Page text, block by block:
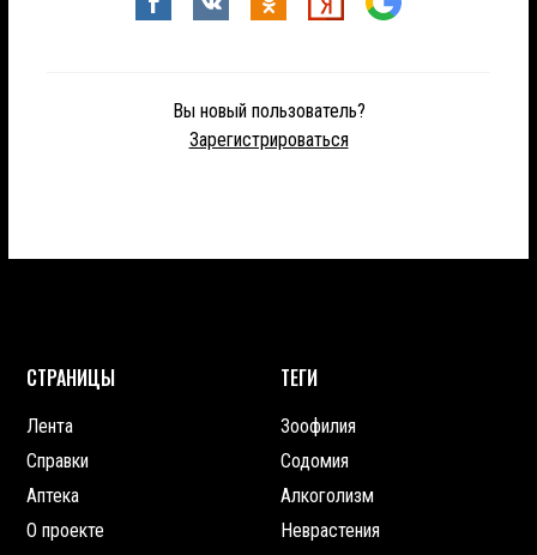
Вы новый пользователь?
Зарегистрироваться
СТРАНИЦЫ
Лента
Справки
Аптека
О проекте
ТЕГИ
Зоофилия
Содомия
Алкоголизм
Неврастения